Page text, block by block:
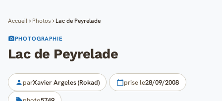
Accueil Photos Lac de Peyrelade
PHOTOGRAPHIE
Lac de Peyrelade
parXavier Argeles (Rokad) prise le28/09/2008